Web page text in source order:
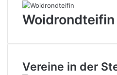
Woidrondteifin
Vereine in der